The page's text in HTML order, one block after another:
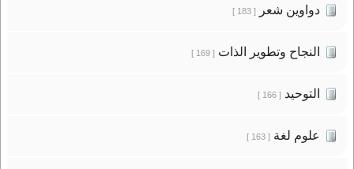
دواوين شعر[ 183 ]
النجاح وتطوير الذات[ 169 ]
التوحيد[ 166 ]
علوم لغة[ 163 ]